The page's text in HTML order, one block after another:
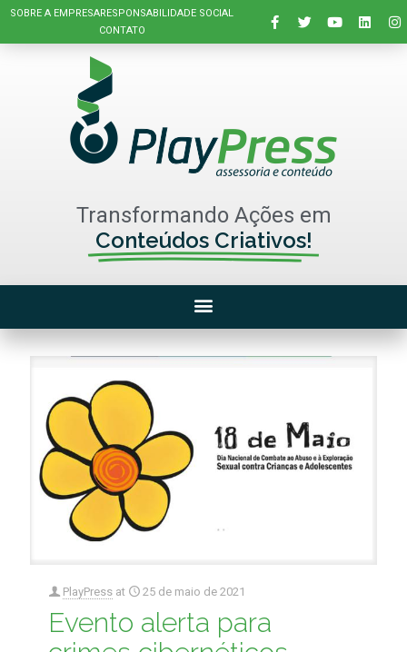
SOBRE A EMPRESARESPONSABILIDADE SOCIAL
CONTATO
Transformando Ações em
Conteúdos Criativos!
PlayPress at 25 de maio de 2021
Evento alerta para